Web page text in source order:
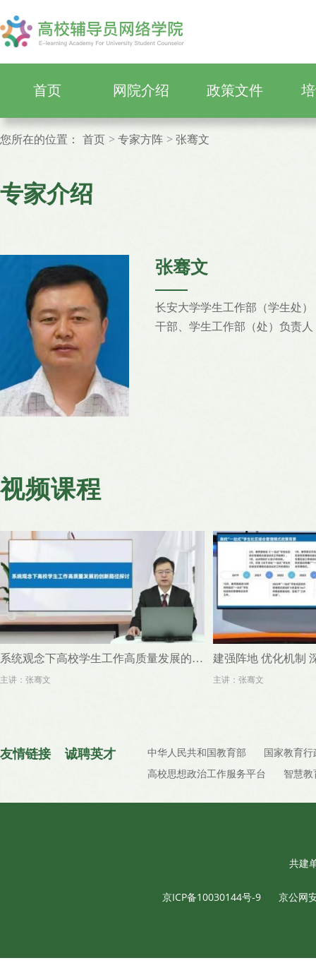
首页 网院介绍 政策文件
您所在的位置： 首页 专家方阵 张骞文
专家介绍
张骞文
长安大学学生工作部（学生处
干部、学生工作部（处）负责
视频课程
系统观念下高校学生工作高质量发展的创新路径探讨
主讲：张骞文 主讲：张骞文
友情链接 诚聘英才 中华人民共和国教育部
国家教育
高校思想政治工作服务平台
智慧教
共建
京ICP备10030144号-9 京公网